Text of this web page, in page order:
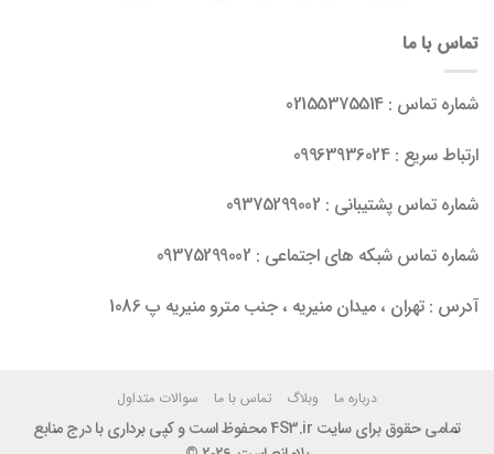
تماس با ما
شماره تماس : 02155375514
ارتباط سریع : 09963936024
شماره تماس پشتیبانی : 09375299002
شماره تماس شبکه های اجتماعی : 09375299002
آدرس : تهران ، میدان منیریه ، جنب مترو منیریه پ 1086
درباره ما وبلاگ تماس با ما سوالات متداول
تمامی حقوق برای سایت 4S3.ir محفوظ است و کپی برداری با درج منابع